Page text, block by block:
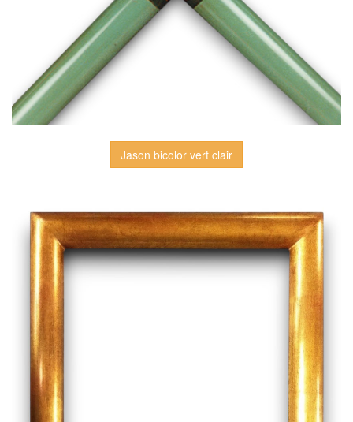
Jason bicolor vert clair